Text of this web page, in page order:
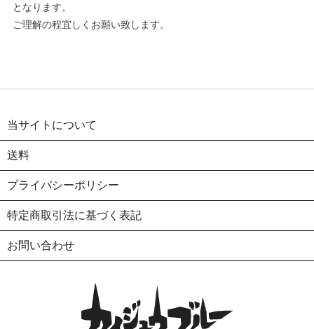
となります。
ご理解の程宜しくお願い致します。
当サイトについて
送料
プライバシーポリシー
特定商取引法に基づく表記
お問い合わせ